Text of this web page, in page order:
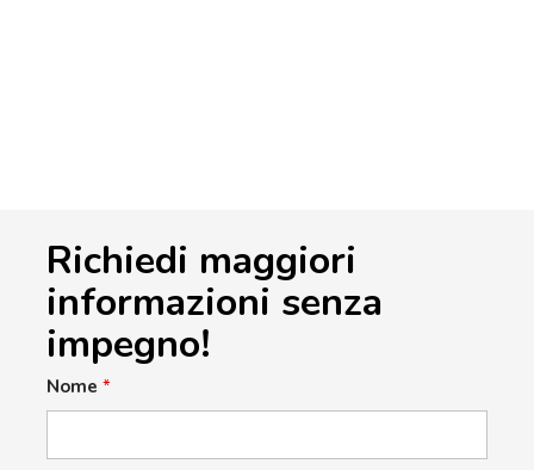
Richiedi maggiori
informazioni senza
impegno!
Nome *